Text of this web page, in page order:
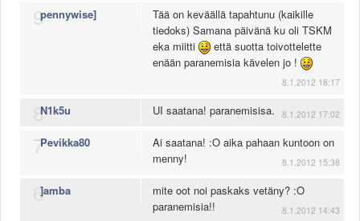
9pennywise]
Tää on keväällä tapahtunu (kaikille
tiedoks) Samana päivänä ku oli TSKM
eka miitti
että suotta toivottelette
enään paranemisia kävelen jo !
8.1.2012 18:17
8
N1k5u UI saatana! paranemisisa. 8.1.2012 17:02
7Pevikka80
Ai saatana! :O aika pahaan kuntoon on
menny!
8.1.2012 15:38
6
]amba
mite oot noi paskaks vetäny? :O
paranemisia!!
8.1.2012 14:43